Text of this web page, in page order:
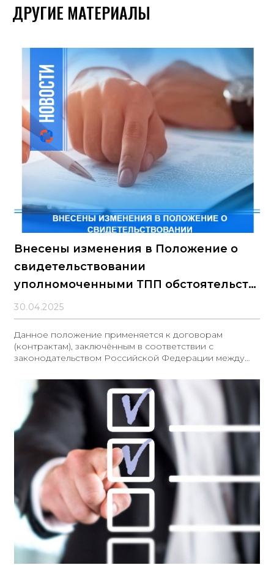
ДРУГИЕ МАТЕРИАЛЫ
Внесены изменения в Положение о
свидетельствовании
уполномоченными ТПП обстоятельств
непреодолимой силы по договорам
30.04.2025
Данное положение применяется к договорам
(контрактам), заключённым в соответствии с
законодательством Российской Федерации между
юридические лица и индивидуальных
предпринимателей. Внесённые поправки уточняют
следующие аспекты: - перечень документов и
информации, которые необходимо приложить к
заявлению заинтересованного лица для
подтверждения обстоятельств непреодолимой силы;
- способы подачи заявлений и сопутствующих
документов в торгово-промышленные палаты; -
процессуальные особенности